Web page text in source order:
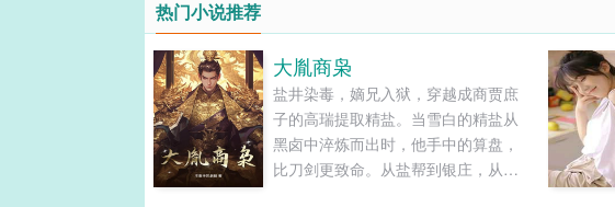
热门小说推荐
大胤商枭
盐井染毒，嫡兄入狱，穿越成商贾庶
子的高瑞提取精盐。当雪白的精盐从
黑卤中淬炼而出时，他手中的算盘，
比刀剑更致命。从盐帮到银庄，从漕